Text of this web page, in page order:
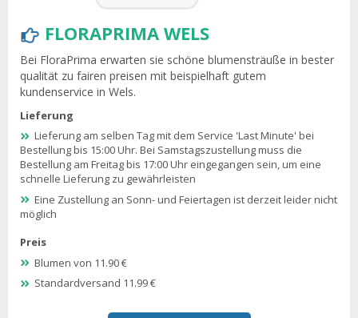
FLORAPRIMA WELS
Bei FloraPrima erwarten sie schöne blumensträuße in bester
qualität zu fairen preisen mit beispielhaft gutem
kundenservice in Wels.
Lieferung
Lieferung am selben Tag mit dem Service 'Last Minute' bei
Bestellung bis 15:00 Uhr. Bei Samstagszustellung muss die
Bestellung am Freitag bis 17:00 Uhr eingegangen sein, um eine
schnelle Lieferung zu gewährleisten
Eine Zustellung an Sonn- und Feiertagen ist derzeit leider nicht
möglich
Preis
Blumen von 11.90 €
Standardversand 11.99 €